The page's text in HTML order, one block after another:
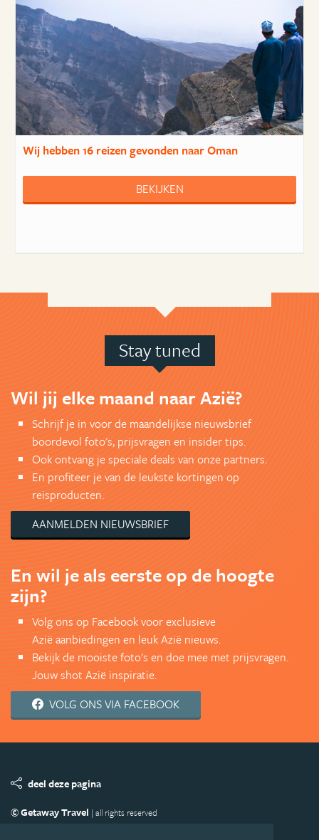
Wij hebben16 reizengevonden naar Oman
BEKIJKEN
Stay tuned
Wil jij elke maand naar Azië?
Schrijf je in voor de maandelijkse nieuwsbrief
boordevol foto's, prijsvragen en insider tips.
Ook ontvang je speciale deals van onze partners.
En profiteer je van de leukste kortingen op
reisproducten.
AANMELDEN NIEUWSBRIEF
En wil je als eerste op de hoogte
zijn?
Volg ons op Facebook voor exclusieve
Azië aanbiedingen en leuk Azië nieuws.
Bekijk de mooiste foto's en doe mee met prijsvragen.
Jouw shot Azië inspiratie.
VOLG ONS VIA FACEBOOK
deel deze pagina
© Getaway Travel | all rights reserved